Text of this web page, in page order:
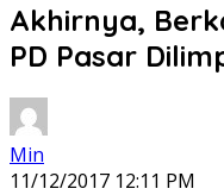
Akhirnya,
PD Pasar
Min
11/12/2017 12:11 PM